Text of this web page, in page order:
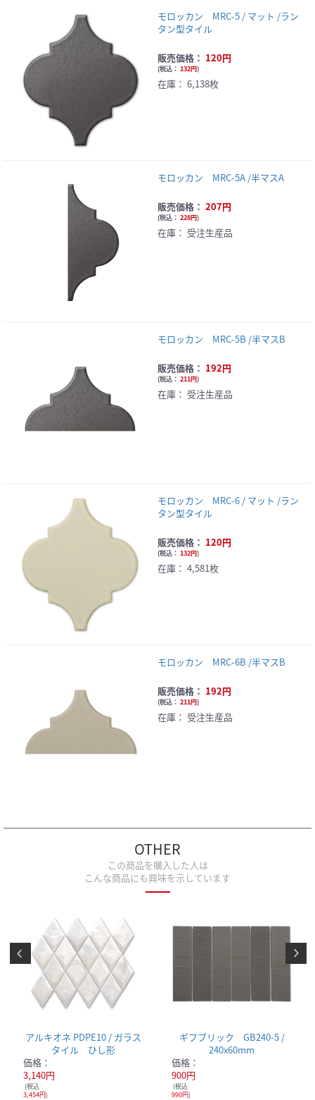
モロッカン MRC-5 / マット /ラン
タン型タイル
販売価格： 120円
(税込： 132円)
在庫： 6,138枚
モロッカン MRC-5A /半マスA
販売価格： 207円
(税込： 228円)
在庫： 受注生産品
モロッカン MRC-5B /半マスB
販売価格： 192円
(税込： 211円)
在庫： 受注生産品
モロッカン MRC-6 / マット /ラン
タン型タイル
販売価格： 120円
(税込： 132円)
在庫： 4,581枚
モロッカン MRC-6B /半マスB
販売価格： 192円
(税込： 211円)
在庫： 受注生産品
OTHER
この商品を購入した人は
こんな商品にも興味を示しています
アルキオネ PDPE10 / ガラス
タイル ひし形
価格：
3,140円
(税込
3,454円)
ギフブリック GB240-5 /
240x60mm
価格：
900円
(税込
990円)